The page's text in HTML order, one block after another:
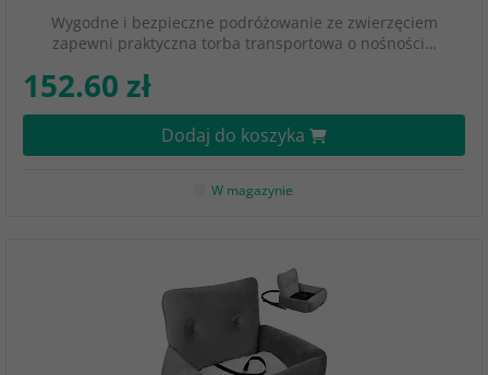
Wygodne i bezpieczne podróżowanie ze zwierzęciem
zapewni praktyczna torba transportowa o nośności…
152.60 zł
Dodaj do koszyka
W magazynie